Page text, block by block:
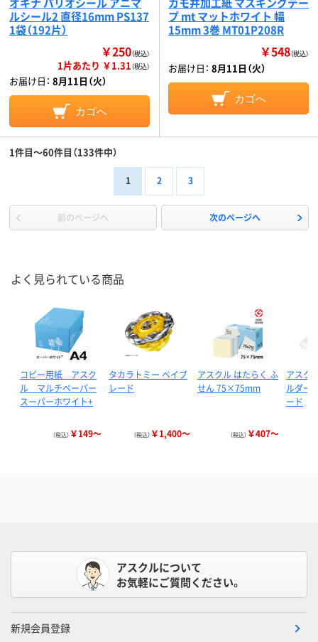
ルシール2 直径16mm PS137
1袋（192片）
￥250（税込）
1片あたり ￥1.31（税込）
お届け日： 8月11日（火）
カゴへ
プ mt マットホワイト 幅
15mm 3巻 MT01P208R
￥548（税込）
お届け日： 8月11日（火）
カゴへ
1件目～60件目（133件中）
1 2 3
前のページへ 次のページへ
よく見られている商品
コピー用紙 アスク
ル マルチペーパー
スーパーホワイト+
（税込） ￥149～
タカラトミー ベイブ
レード
（税込） ￥1,400～
アスクル はたらく ふ
せん 75×75mm
（税込） ￥407～
アスク
ルダー
ード
アスクルについて
お気軽にご質問ください。
新規会員登録